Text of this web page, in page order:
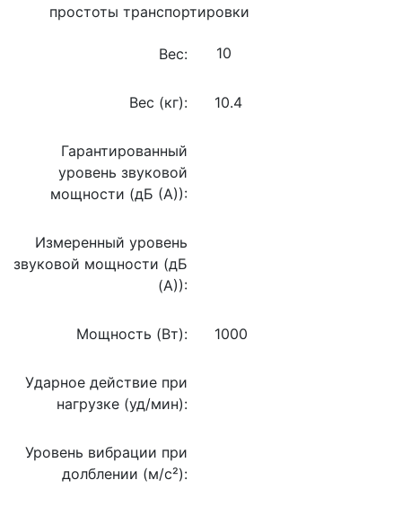
простоты транспортировки
Вес:
Вес (кг): 10.4
Гарантированный
уровень звуковой
мощности (дБ (А)):
Измеренный уровень
звуковой мощности (дБ
(А)):
Мощность (Вт): 1000
Ударное действие при
нагрузке (уд/мин):
Уровень вибрации при
долблении (м/с²):